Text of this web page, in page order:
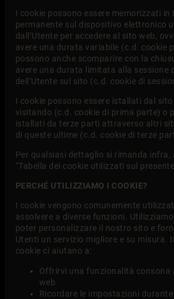
I cookie possono essere memorizzati in
permanente sul dispositivo elettronico
dall’Utente per accedere al sito web,
avere una durata variabile (c.d. cookie
possono anche scomparire con la
avere una durata limitata alla sessione
dell’Utente sul sito (c.d. cookie di
I cookie possono essere istallati dal sito
visitando (c.d. cookie di prima parte) o
istallati da terze parti attraverso altri
di queste ultime (c.d. cookie di terze
Per qualsiasi dettaglio si rimanda infra,
“Tabella dei cookie utilizzati sul
PERCHÉ UTILIZZIAMO I COOKIE?
I cookie vengono comunemente
assolvere a diverse funzioni.
poter personalizzare il nostro sito e
Utenti un servizio migliore e su misura.
cookie ci aiutano a:
Offrirvi una funzionalità consona
web
Ricordare le impostazioni